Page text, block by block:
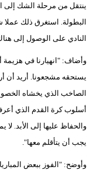
ينتقل من مرحلة الشك إلى
البطولة. استغرق ذلك
النادي على الوصول إلى
وأضاف: "انهيارنا في هزيمة
يستحقه مشجعونا. أريد أن
الصاخب الذي يخشاه
أسلوب كرة القدم الذي
والحفاظ عليها إلى الأبد.
يجب أن يتأقلم معها".
وأوضح: "الفوز ببعض